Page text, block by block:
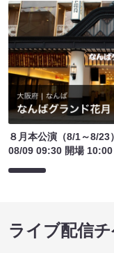
８月本公演（8/1～8/23）
08/09 09:30 開場
ライブ配信